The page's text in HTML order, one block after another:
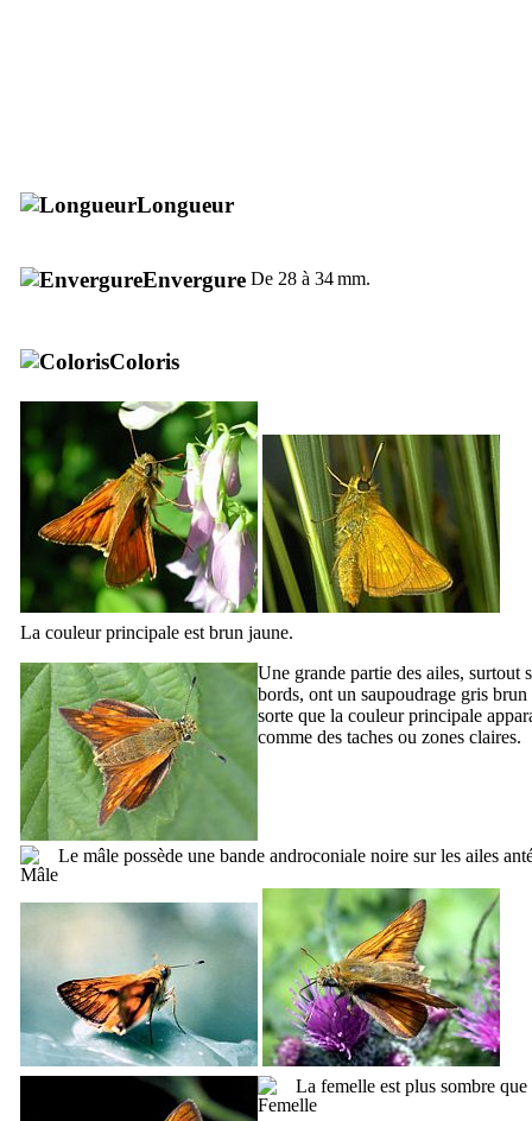
Longueur
Envergure De 28 à 34 mm.
Coloris
La couleur principale est brun jaune.
Une grande partie des ailes, surtout
bords, ont un saupoudrage gris brun
sorte que la couleur principale
comme des taches ou zones claires.
Le mâle possède une bande androconiale noire sur les ailes
La femelle est plus sombre que